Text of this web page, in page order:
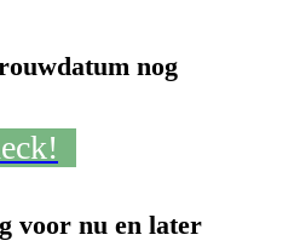
nog
voor nu en later